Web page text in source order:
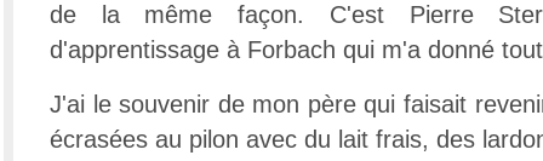
de la même façon. C'est Pierre
d'apprentissage à Forbach qui m'a donné
J'ai le souvenir de mon père qui faisait
écrasées au pilon avec du lait frais, des